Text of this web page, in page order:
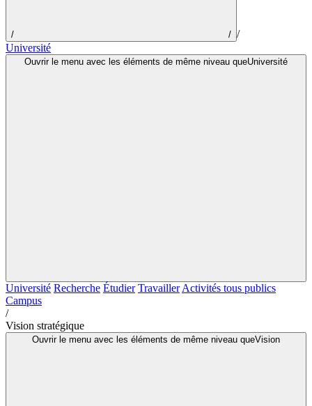
/ / /
Université
Ouvrir le menu avec les éléments de même niveau queUniversité
Université Recherche Étudier Travailler Activités tous publics
Campus
/
Vision stratégique
Ouvrir le menu avec les éléments de même niveau queVision